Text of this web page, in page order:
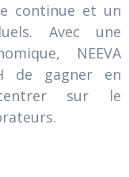
continue et un
Avec une
NEEVA
de gagner en
sur le